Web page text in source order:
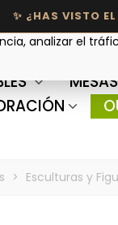
> Esculturas y
analizar el